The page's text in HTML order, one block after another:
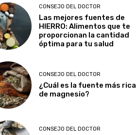
CONSEJO DEL DOCTOR
Las mejores fuentes de
HIERRO: Alimentos que te
proporcionan la cantidad
óptima para tu salud
CONSEJO DEL DOCTOR
¿Cuál es la fuente más rica
de magnesio?
CONSEJO DEL DOCTOR